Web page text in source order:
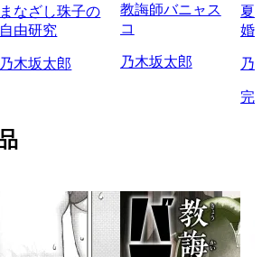
まなざし珠子の
自由研究
乃木坂太郎
教誨師バニャス
コ
乃木坂太郎
夏
婚
乃
完